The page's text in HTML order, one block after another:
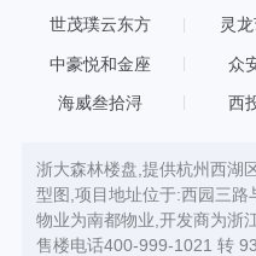
世茂璞云东方 灵
中豪悦和金座 众
海威叁拾浔 西
浙大森林楼盘,提供杭州西湖
型图,项目地址位于:西园三路
物业为南都物业,开发商为浙
售楼电话400-999-1021 转